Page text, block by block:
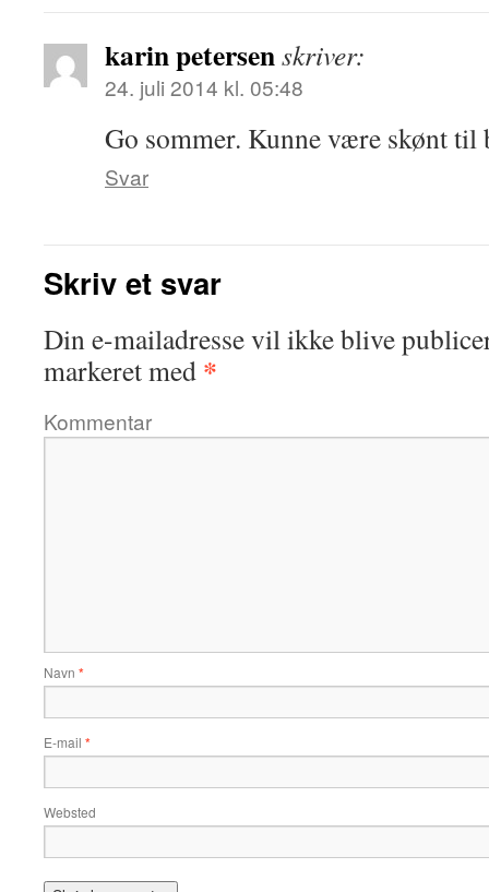
karin petersenskriver:
24. juli 2014 kl. 05:48
Go sommer. Kunne være skønt til
Svar
Skriv et svar
Din e-mailadresse vil ikke blive
markeret med *
Kommentar
Navn *
E-mail *
Websted